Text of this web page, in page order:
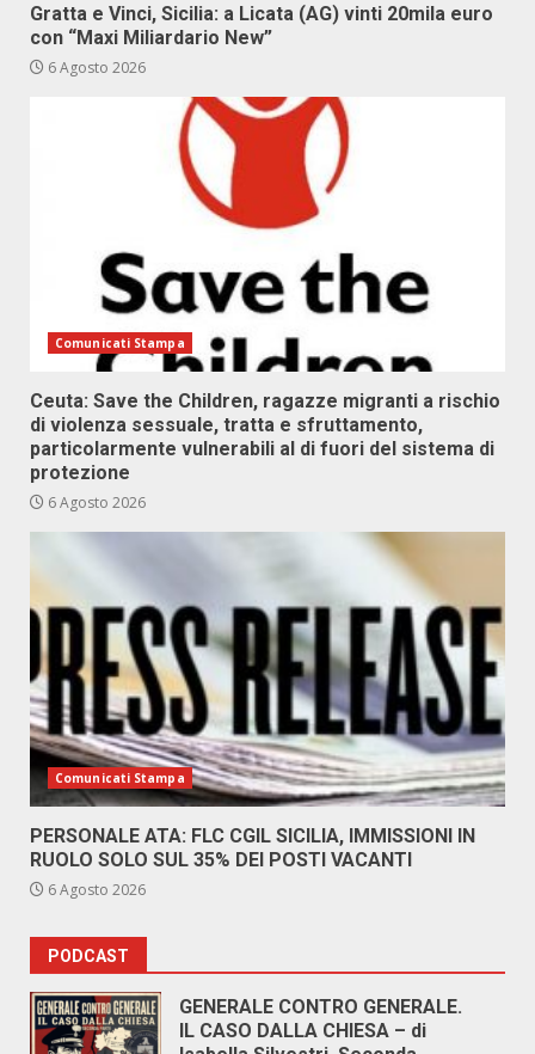
Gratta e Vinci, Sicilia: a Licata (AG) vinti 20mila euro
con “Maxi Miliardario New”
6 Agosto 2026
Comunicati Stampa
Ceuta: Save the Children, ragazze migranti a rischio
di violenza sessuale, tratta e sfruttamento,
particolarmente vulnerabili al di fuori del sistema di
protezione
6 Agosto 2026
Comunicati Stampa
PERSONALE ATA: FLC CGIL SICILIA, IMMISSIONI IN
RUOLO SOLO SUL 35% DEI POSTI VACANTI
6 Agosto 2026
PODCAST
GENERALE CONTRO GENERALE.
IL CASO DALLA CHIESA – di